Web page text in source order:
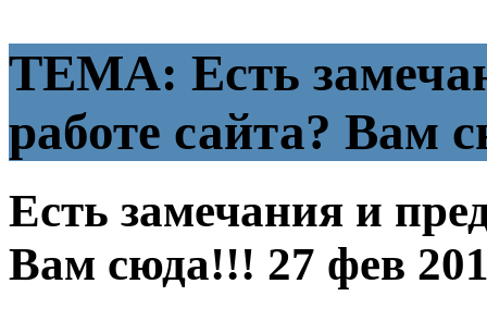
ТЕМА: Есть
работе сайта? Вам
Есть замечания и
Вам сюда!!! 27 фев